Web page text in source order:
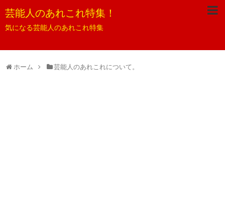
芸能人のあれこれ特集！
気になる芸能人のあれこれ特集
ホーム 芸能人のあれこれについて。